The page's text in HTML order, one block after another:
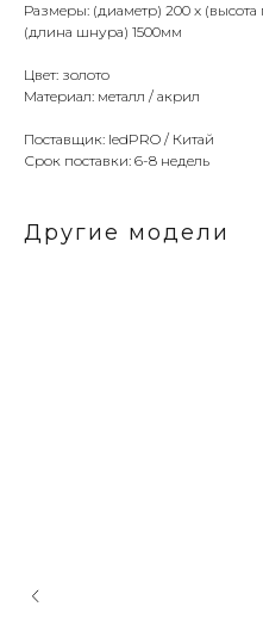
Размеры: (диаметр) 200 x
(длина шнура) 1500мм
Цвет: золото
Материал: металл / акрил
Поставщик: ledPRO / Китай
Срок поставки: 6-8 недель
Другие модели